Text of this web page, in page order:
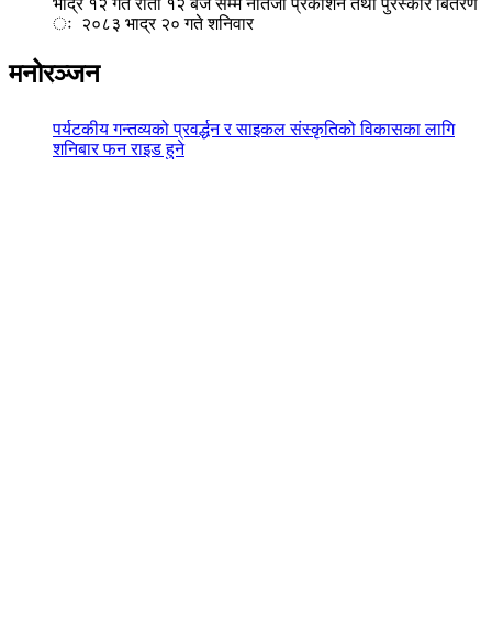
भाद्र १२ गते राती १२ बजे सम्म नतिजा प्रकाशन तथा पुरस्कार बितरण
ः २०८३ भाद्र २० गते शनिवार
मनोरञ्जन
पर्यटकीय गन्तव्यको प्रवर्द्धन र साइकल संस्कृतिको विकासका लागि
शनिबार फन राइड हुने